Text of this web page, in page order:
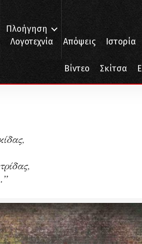
Πλοήγηση
Λογοτεχνία Απόψεις Ιστορία
Βίντεο Σκίτσα